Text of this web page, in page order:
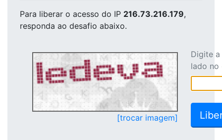
Para liberar o acesso do IP 216.73.216.179,
responda ao desafio abaixo.
[trocar imagem]
Digite
lado no